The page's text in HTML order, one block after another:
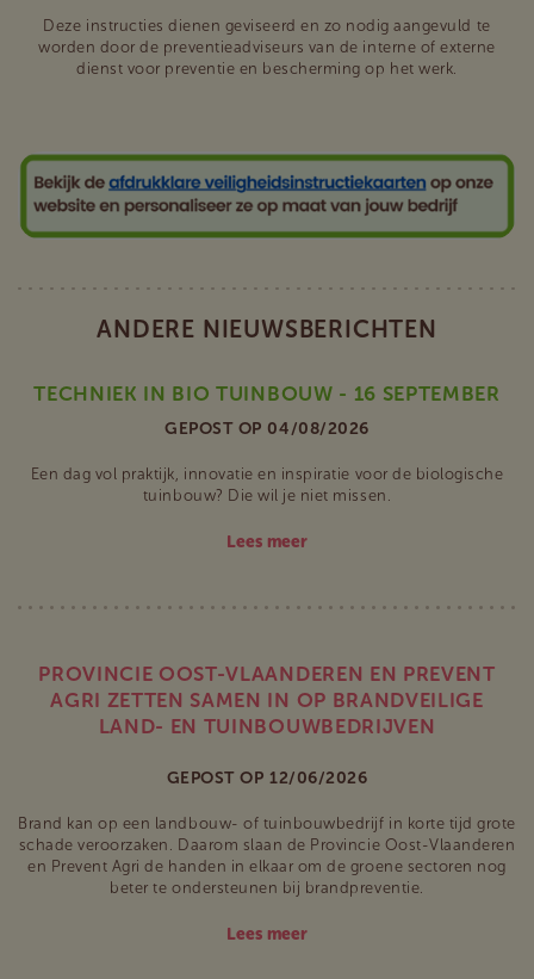
Deze instructies dienen geviseerd en zo nodig aangevuld te
worden door de preventieadviseurs van de interne of externe
dienst voor preventie en bescherming op het werk.
ANDERE NIEUWSBERICHTEN
TECHNIEK IN BIO TUINBOUW - 16 SEPTEMBER
GEPOST OP 04/08/2026
Een dag vol praktijk, innovatie en inspiratie voor de biologische
tuinbouw? Die wil je niet missen.
Lees meer
PROVINCIE OOST-VLAANDEREN EN PREVENT
AGRI ZETTEN SAMEN IN OP BRANDVEILIGE
LAND- EN TUINBOUWBEDRIJVEN
GEPOST OP 12/06/2026
Brand kan op een landbouw- of tuinbouwbedrijf in korte tijd grote
schade veroorzaken. Daarom slaan de Provincie Oost-Vlaanderen
en Prevent Agri de handen in elkaar om de groene sectoren nog
beter te ondersteunen bij brandpreventie.
Lees meer